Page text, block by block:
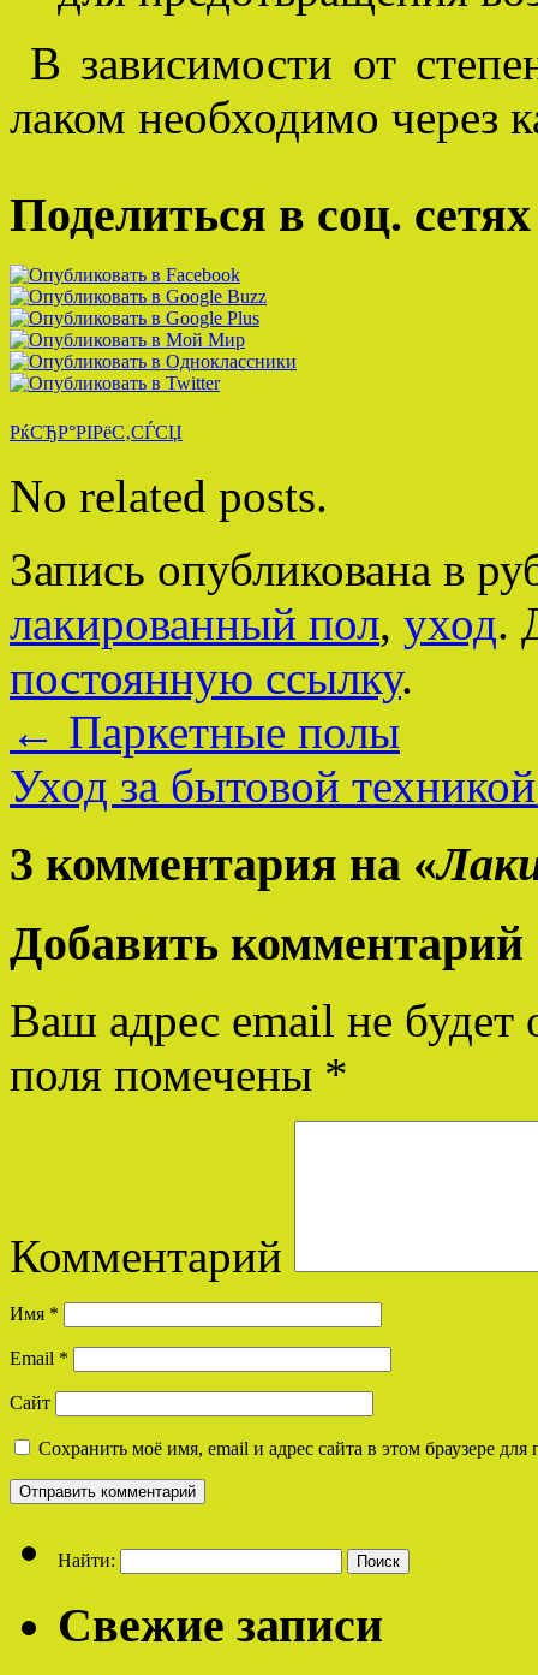
В зависимости от
лаком необходимо через
Поделиться в соц. сетях
РќСЂР°РІРёС‚СЃСЏ
No related posts.
Запись опубликована в
лакированный пол, уход.
постоянную ссылку.
← Паркетные полы
Уход за бытовой
3 комментария на «
Добавить комментарий
Ваш адрес email не будет
поля помечены *
Комментарий
Имя *
Email *
Сайт
Сохранить моё имя, email и адрес сайта в этом браузере
Найти:
Свежие записи